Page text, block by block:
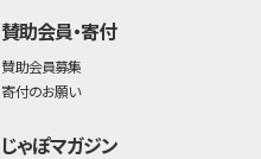
賛助会員・寄付
賛助会員募集
寄付のお願い
じゃぽマガジン